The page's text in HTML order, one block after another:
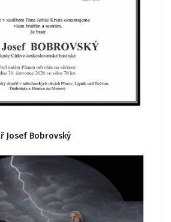
Josef Bobrovský